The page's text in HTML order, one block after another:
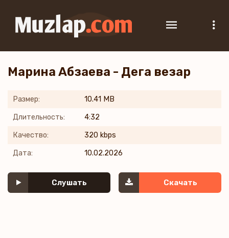
Марина Абзаева - Дега везар
Размер: 10.41 MB
Длительность: 4:32
Качество: 320 kbps
Дата: 10.02.2026
Слушать Скачать